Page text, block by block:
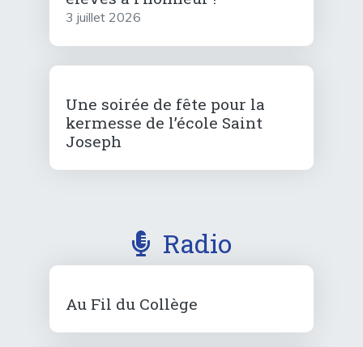
3 juillet 2026
Une soirée de fête pour la
kermesse de l’école Saint
Joseph
Radio
Au Fil du Collège